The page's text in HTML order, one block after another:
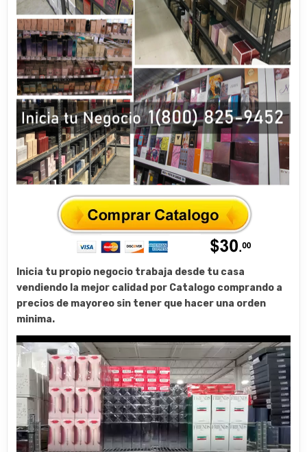
Inicia tu propio negocio trabaja desde tu casa
vendiendo la mejor calidad por Catalogo comprando a
precios de mayoreo sin tener que hacer una orden
minima.